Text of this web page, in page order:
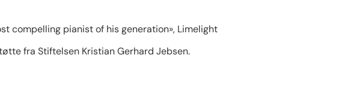
compelling pianist of his generation», Limelight
fra Stiftelsen Kristian Gerhard Jebsen.